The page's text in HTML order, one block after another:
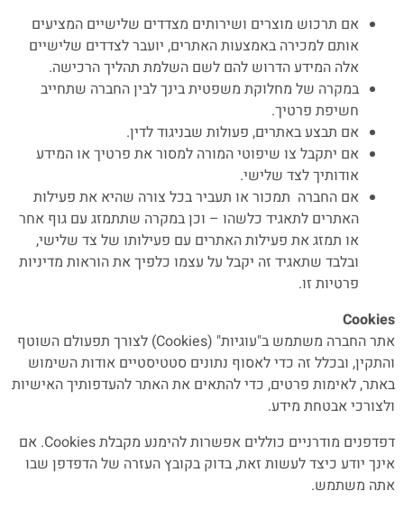
אם תרכוש מוצרים ושירותים מצדדים שלישיים המציעים
אותם למכירה באמצעות האתרים, יועבר לצדדים שלישיים
אלה המידע הדרוש להם לשם השלמת תהליך הרכישה.
במקרה של מחלוקת משפטית בינך לבין החברה שתחייב
חשיפת פרטיך.
אם תבצע באתרים, פעולות שבניגוד לדין.
אם יתקבל צו שיפוטי המורה למסור את פרטיך או המידע
אודותיך לצד שלישי.
אם החברה תמכור או תעביר בכל צורה שהיא את פעילות
האתרים לתאגיד כלשהו – וכן במקרה שתתמזג עם גוף אחר
או תמזג את פעילות האתרים עם פעילותו של צד שלישי,
ובלבד שתאגיד זה יקבל על עצמו כלפיך את הוראות מדיניות
פרטיות זו.
Cookies
אתר החברה משתמש ב"עוגיות" (Cookies) לצורך תפעולם השוטף
והתקין, ובכלל זה כדי לאסוף נתונים סטטיסטיים אודות השימוש
באתר, לאימות פרטים, כדי להתאים את האתר להעדפותיך האישיות
ולצורכי אבטחת מידע.
דפדפנים מודרניים כוללים אפשרות להימנע מקבלת Cookies. אם
אינך יודע כיצד לעשות זאת, בדוק בקובץ העזרה של הדפדפן שבו
אתה משתמש.